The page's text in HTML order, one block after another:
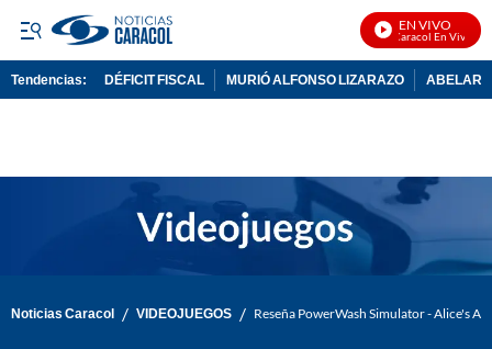
EN VIVO
Noticias Caracol En Vivo
Tendencias: DÉFICIT FISCAL MURIÓ ALFONSO LIZARAZO
Noticias Caracol / VIDEOJUEGOS / Reseña PowerWash Simulator - Alice's